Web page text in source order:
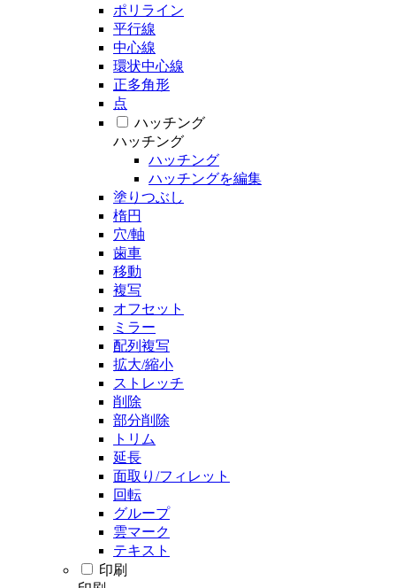
ポリライン
平行線
中心線
環状中心線
正多角形
点
ハッチング
ハッチング
ハッチング
ハッチングを編集
塗りつぶし
楕円
穴/軸
歯車
移動
複写
オフセット
ミラー
配列複写
拡大/縮小
ストレッチ
削除
部分削除
トリム
延長
面取り/フィレット
回転
グループ
雲マーク
テキスト
印刷